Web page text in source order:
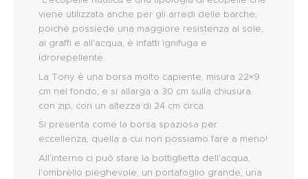
viene utilizzata anche per gli arredi delle barche,
poiché possiede una maggiore resistenza al sole,
ai graffi e all’acqua, è infatti ignifuga e
idrorepellente.
La Tony è una borsa molto capiente, misura 22×9
cm nel fondo, e si allarga a 30 cm sulla chiusura
con zip, con un altezza di 24 cm circa.
Si presenta come la borsa spaziosa per
eccellenza, quella a cui non possiamo fare a meno!
All’interno ci può stare la bottiglietta dell’acqua,
l’ombrello pieghevole, un portafoglio grande, una